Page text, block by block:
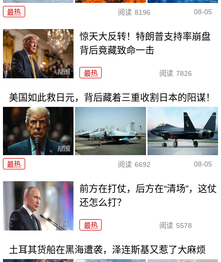
最热 阅读 8196 08-05
惊天大反转！特朗普支持率崩盘
背后竟藏致命一击
最热 阅读 7826
美国如此救日元，背后藏着三重收割日本的阳谋！
最热 阅读 6692 08-05
前方在打仗，后方在“清场”，这仗
还怎么打？
最热 阅读 5578
土耳其货船在黑海遭袭，泽连斯基又惹了大麻烦